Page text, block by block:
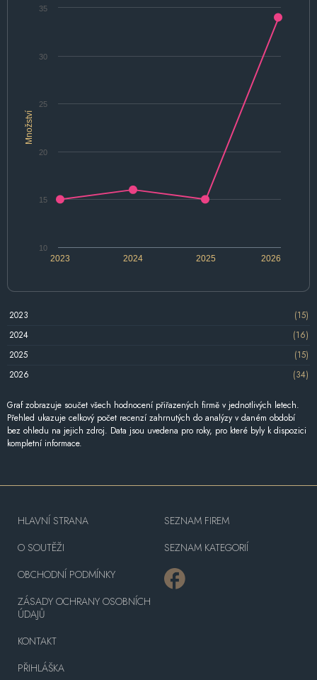
Množství
2024 2026
2023 2025
10
15
20
25
30
35
2023
(15)
2024
(16)
2025
(15)
2026
(34)
Graf zobrazuje součet všech hodnocení přiřazených firmě v jednotlivých letech.
Přehled ukazuje celkový počet recenzí zahrnutých do analýzy v daném období
bez ohledu na jejich zdroj. Data jsou uvedena pro roky, pro které byly k dispozici
kompletní informace.
HLAVNÍ STRANA
O SOUTĚŽI
OBCHODNÍ PODMÍNKY
ZÁSADY OCHRANY OSOBNÍCH
ÚDAJŮ
KONTAKT
PŘIHLÁŠKA
SEZNAM FIREM
SEZNAM KATEGORIÍ